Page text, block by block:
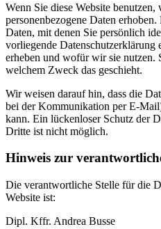
Wenn Sie diese Website benutzen,
personenbezogene Daten
Daten, mit denen Sie persönlich
vorliegende
erheben und wofür wir sie nutzen.
welchem Zweck das geschieht.
Wir weisen darauf hin, dass die
bei der Kommunikation per E-
kann. Ein lückenloser Schutz der
Dritte ist nicht möglich.
Hinweis zur
Die verantwortliche Stelle für die
Website ist:
Dipl. Kffr. Andrea Busse